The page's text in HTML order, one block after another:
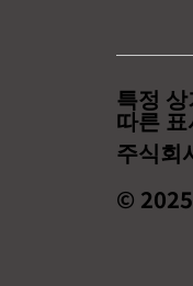
특정
따른 표
주식회
©